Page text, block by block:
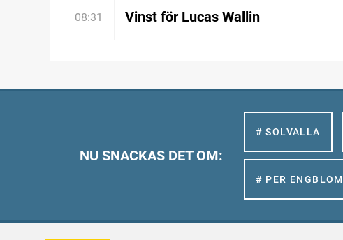
08:31 Vinst för Lucas Wallin
NU SNACKAS DET OM:
# SOLVALLA
# PER ENGBLOM